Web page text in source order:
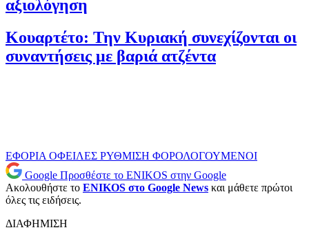
αξιολόγηση
Κουαρτέτο: Την Κυριακή συνεχίζονται οι
συναντήσεις με βαριά ατζέντα
ΕΦΟΡΙΑ ΟΦΕΙΛΕΣ ΡΥΘΜΙΣΗ ΦΟΡΟΛΟΓΟΥΜΕΝΟΙ
Google Προσθέστε το ENIKOS στην Google
Ακολουθήστε το ENIKOS στο Google News και μάθετε πρώτοι
όλες τις ειδήσεις.
ΔΙΑΦΗΜΙΣΗ